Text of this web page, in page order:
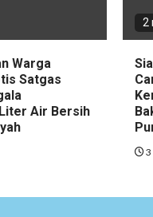
Warga
Satgas
Air Bersih
2
3